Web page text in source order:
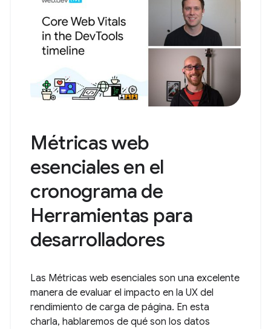
Métricas web
esenciales en el
cronograma de
Herramientas para
desarrolladores
Las Métricas web esenciales son una excelente
manera de evaluar el impacto en la UX del
rendimiento de carga de página. En esta
charla, hablaremos de qué son los datos